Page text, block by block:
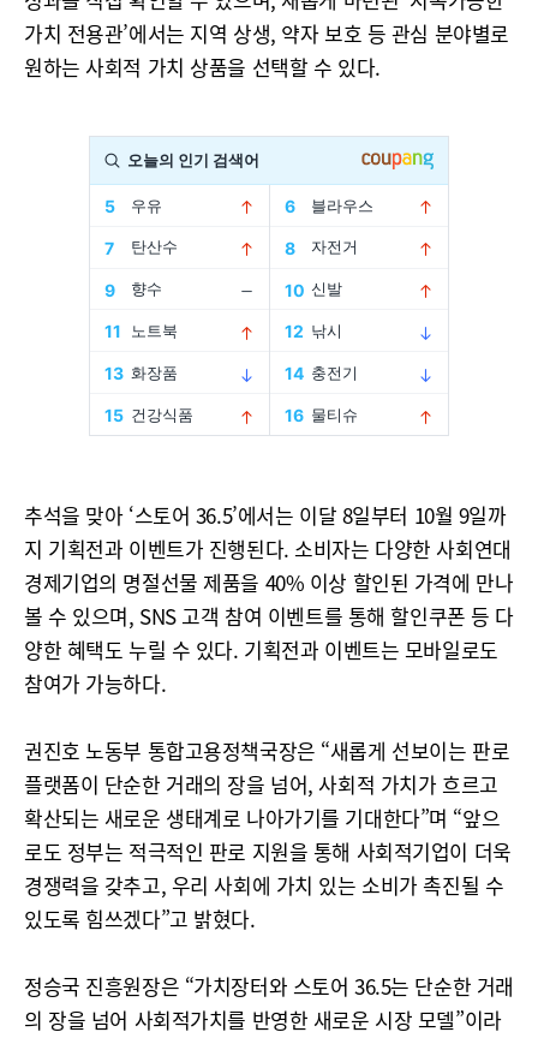
가치 전용관’에서는 지역 상생, 약자 보호 등 관심 분야별로
원하는 사회적 가치 상품을 선택할 수 있다.
추석을 맞아 ‘스토어 36.5’에서는 이달 8일부터 10월 9일까
지 기획전과 이벤트가 진행된다. 소비자는 다양한 사회연대
경제기업의 명절선물 제품을 40% 이상 할인된 가격에 만나
볼 수 있으며, SNS 고객 참여 이벤트를 통해 할인쿠폰 등 다
양한 혜택도 누릴 수 있다. 기획전과 이벤트는 모바일로도
참여가 가능하다.
권진호 노동부 통합고용정책국장은 “새롭게 선보이는 판로
플랫폼이 단순한 거래의 장을 넘어, 사회적 가치가 흐르고
확산되는 새로운 생태계로 나아가기를 기대한다”며 “앞으
로도 정부는 적극적인 판로 지원을 통해 사회적기업이 더욱
경쟁력을 갖추고, 우리 사회에 가치 있는 소비가 촉진될 수
있도록 힘쓰겠다”고 밝혔다.
정승국 진흥원장은 “가치장터와 스토어 36.5는 단순한 거래
의 장을 넘어 사회적가치를 반영한 새로운 시장 모델”이라